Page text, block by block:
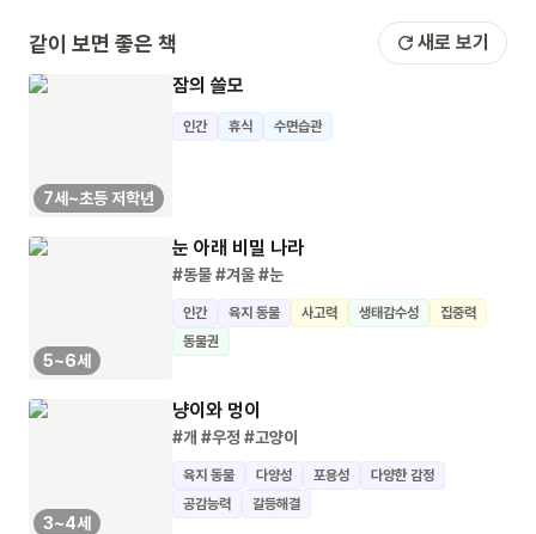
같이 보면 좋은 책 새로 보기
7세~초등 저학년
잠의 쓸모
인간 휴식 수면습관
5~6세
눈 아래 비밀 나라
#동물#겨울#눈
인간 육지 동물 사고력 생태감수성
집중력
동물권
3~4세
냥이와 멍이
#개 #우정 #고양이
육지 동물 다양성 포용성
다양한 감정
공감능력
갈등해결